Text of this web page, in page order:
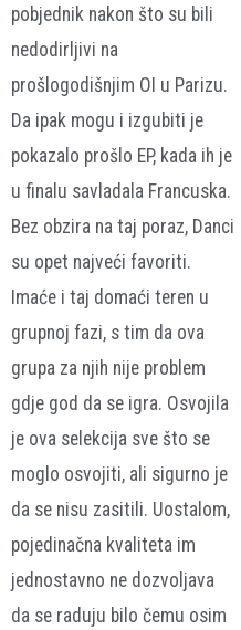
pobjednik nakon što su bili
nedodirljivi na
prošlogodišnjim OI u Parizu.
Da ipak mogu i izgubiti je
pokazalo prošlo EP, kada ih je
u finalu savladala Francuska.
Bez obzira na taj poraz, Danci
su opet najveći favoriti.
Imaće i taj domaći teren u
grupnoj fazi, s tim da ova
grupa za njih nije problem
gdje god da se igra. Osvojila
je ova selekcija sve što se
moglo osvojiti, ali sigurno je
da se nisu zasitili. Uostalom,
pojedinačna kvaliteta im
jednostavno ne dozvoljava
da se raduju bilo čemu osim